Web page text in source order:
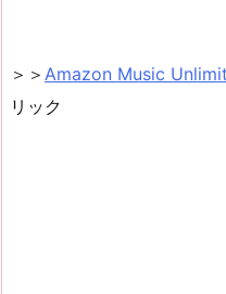
＞＞ Amazon Music
リック